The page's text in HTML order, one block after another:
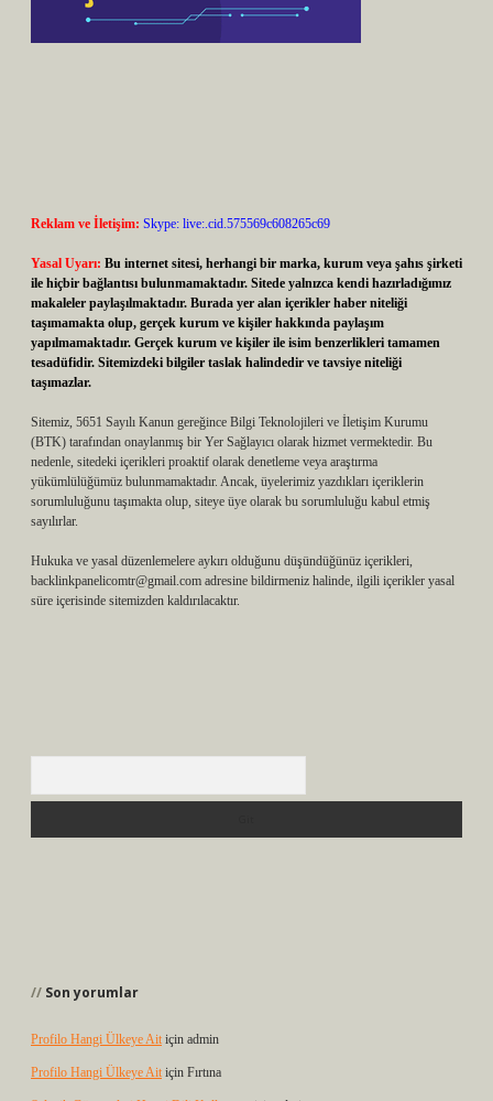
Reklam ve İletişim: Skype: live:.cid.575569c608265c69
Yasal Uyarı: Bu internet sitesi, herhangi bir marka, kurum veya şahıs şirketi
ile hiçbir bağlantısı bulunmamaktadır. Sitede yalnızca kendi hazırladığımız
makaleler paylaşılmaktadır. Burada yer alan içerikler haber niteliği
taşımamakta olup, gerçek kurum ve kişiler hakkında paylaşım
yapılmamaktadır. Gerçek kurum ve kişiler ile isim benzerlikleri tamamen
tesadüfidir. Sitemizdeki bilgiler taslak halindedir ve tavsiye niteliği
taşımazlar.
Sitemiz, 5651 Sayılı Kanun gereğince Bilgi Teknolojileri ve İletişim Kurumu
(BTK) tarafından onaylanmış bir Yer Sağlayıcı olarak hizmet vermektedir. Bu
nedenle, sitedeki içerikleri proaktif olarak denetleme veya araştırma
yükümlülüğümüz bulunmamaktadır. Ancak, üyelerimiz yazdıkları içeriklerin
sorumluluğunu taşımakta olup, siteye üye olarak bu sorumluluğu kabul etmiş
sayılırlar.
Hukuka ve yasal düzenlemelere aykırı olduğunu düşündüğünüz içerikleri,
backlinkpanelicomtr@gmail.com adresine bildirmeniz halinde, ilgili içerikler yasal
süre içerisinde sitemizden kaldırılacaktır.
Son yorumlar
Profilo Hangi Ülkeye Ait için admin
Profilo Hangi Ülkeye Ait için Fırtına